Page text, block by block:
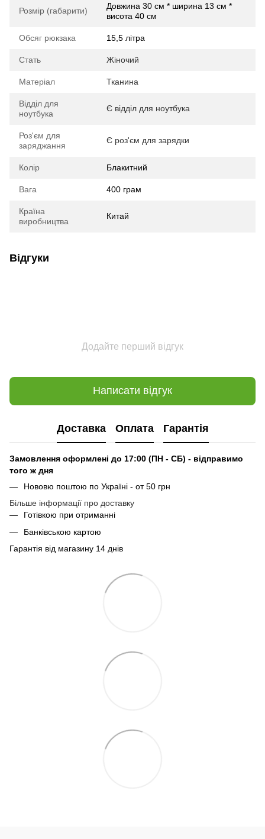
Розмір (габарити)
Довжина 30 см * ширина 13 см *
висота 40 см
Обсяг рюкзака 15,5 літра
Стать Жіночий
Матеріал Тканина
Відділ для
ноутбука
Є відділ для ноутбука
Роз'єм для
заряджання
Є роз'єм для зарядки
Колір Блакитний
Вага 400 грам
Країна
виробництва
Китай
Відгуки
Додайте перший відгук
Написати відгук
Доставка Оплата Гарантія
Замовлення оформлені до 17:00 (ПН - СБ) - відправимо
того ж дня
Нововю поштою по Україні - от 50 грн
Більше інформації про доставку
Готівкою при отриманні
Банківською картою
Гарантія від магазину 14 днів